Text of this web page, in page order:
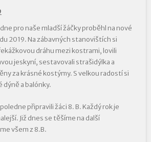
pro naše mladší žáčky proběhl na nové
2019. Na zábavných stanovištích si
dráhu mezi kostrami, lovili
jeskyní, sestavovali strašidýlka a
za krásné kostýmy. S velkou radostí si
dýně a balónky.
připravili žáci 8. B. Každý rok je
Již dnes se těšíme na další
všem z 8.B.